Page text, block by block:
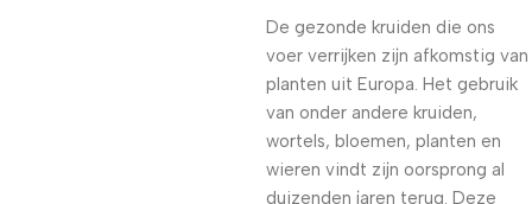
De gezonde kruiden die ons
voer verrijken zijn afkomstig van
planten uit Europa. Het gebruik
van onder andere kruiden,
wortels, bloemen, planten en
wieren vindt zijn oorsprong al
duizenden jaren terug. Deze